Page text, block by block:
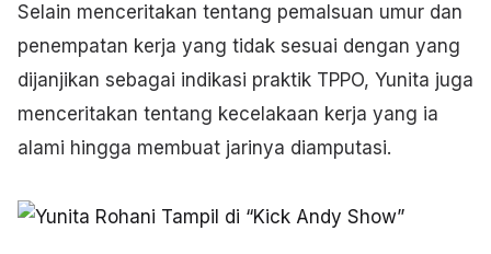
Selain menceritakan tentang pemalsuan umur dan
penempatan kerja yang tidak sesuai dengan yang
dijanjikan sebagai indikasi praktik TPPO, Yunita juga
menceritakan tentang kecelakaan kerja yang ia
alami hingga membuat jarinya diamputasi.